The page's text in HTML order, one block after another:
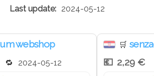
2024-05-12
webshop
2024-05-12
🛒
2,29 €